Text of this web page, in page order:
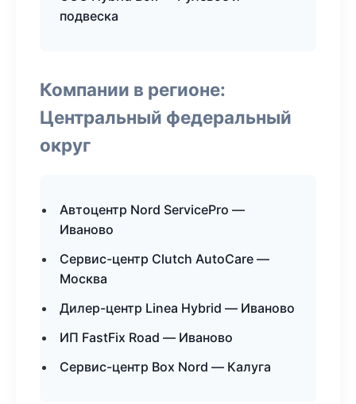
подвеска
Компании в регионе:
Центральный федеральный
округ
Автоцентр Nord ServicePro —
Иваново
Сервис-центр Clutch AutoCare —
Москва
Дилер-центр Linea Hybrid — Иваново
ИП FastFix Road — Иваново
Сервис-центр Box Nord — Калуга